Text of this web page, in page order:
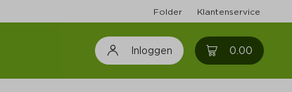
Folder Klantenservice
Inloggen 0.00 0